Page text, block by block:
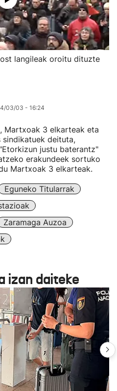
langileak oroitu dituzte
03/03 - 16:24
Martxoak 3 elkarteak eta
sindikatuek deituta,
justu baterantz"
erakundeek sortuko
Martxoak 3 elkarteak.
Eguneko Titularrak
Zaramaga Auzoa
izan daiteke